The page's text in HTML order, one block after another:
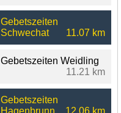
Gebetszeiten
Schwechat
11.07 km
Gebetszeiten Weidling
11.21 km
Gebetszeiten